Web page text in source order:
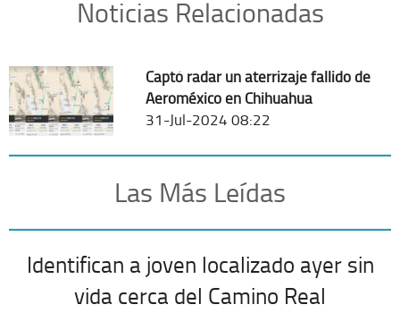
Noticias Relacionadas
Captó radar un aterrizaje fallido de
Aeroméxico en Chihuahua
31-Jul-2024 08:22
Las Más Leídas
Identifican a joven localizado ayer sin
vida cerca del Camino Real